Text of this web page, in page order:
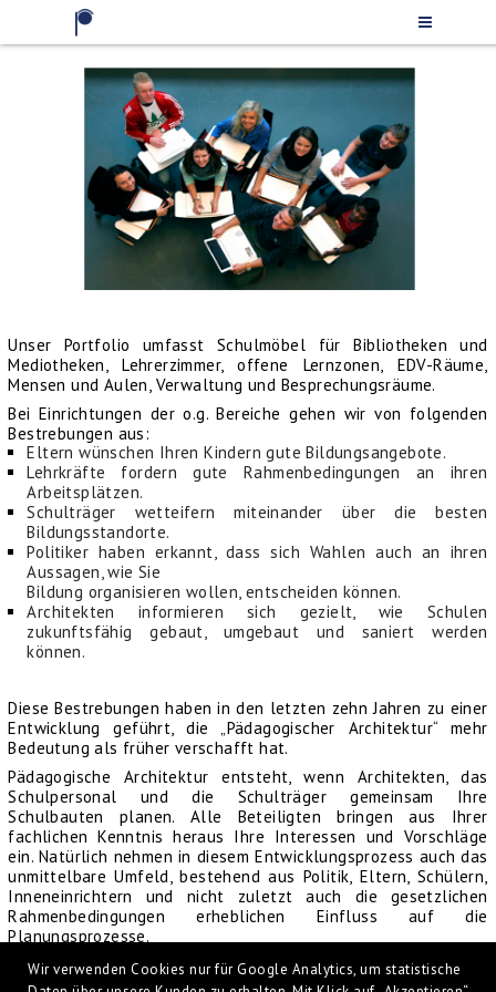
Unser Portfolio umfasst Schulmöbel für Bibliotheken und
Mediotheken, Lehrerzimmer, offene Lernzonen, EDV-Räume,
Mensen und Aulen, Verwaltung und Besprechungsräume.
Bei Einrichtungen der o.g. Bereiche gehen wir von folgenden
Bestrebungen aus:
Eltern wünschen Ihren Kindern gute Bildungsangebote.
Lehrkräfte fordern gute Rahmenbedingungen an ihren
Arbeitsplätzen.
Schulträger wetteifern miteinander über die besten
Bildungsstandorte.
Politiker haben erkannt, dass sich Wahlen auch an ihren
Aussagen, wie Sie
Bildung organisieren wollen, entscheiden können.
Architekten informieren sich gezielt, wie Schulen
zukunftsfähig gebaut, umgebaut und saniert werden
können.
Diese Bestrebungen haben in den letzten zehn Jahren zu einer
Entwicklung geführt, die „Pädagogischer Architektur“ mehr
Bedeutung als früher verschafft hat.
Pädagogische Architektur entsteht, wenn Architekten, das
Schulpersonal und die Schulträger gemeinsam Ihre
Schulbauten planen. Alle Beteiligten bringen aus Ihrer
fachlichen Kenntnis heraus Ihre Interessen und Vorschläge
ein. Natürlich nehmen in diesem Entwicklungsprozess auch das
unmittelbare Umfeld, bestehend aus Politik, Eltern, Schülern,
Inneneinrichtern und nicht zuletzt auch die gesetzlichen
Rahmenbedingungen erheblichen Einfluss auf die
Planungsprozesse.
Wir führen das Anliegen einer Pädagogischen Architektur mit
unserem Einrichtungsangebot für Schulen fort. Durch die
Wir verwenden Cookies nur für Google Analytics, um statistische